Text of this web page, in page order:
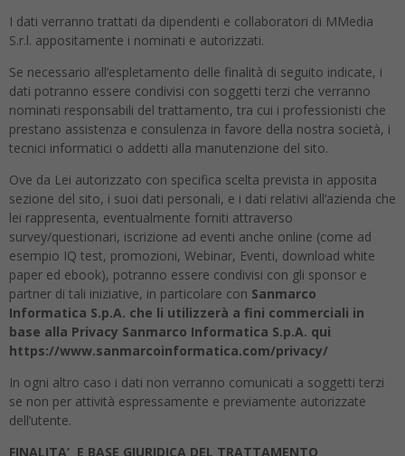
I dati verranno trattati da dipendenti e collaboratori di MMedia
S.r.l. appositamente i nominati e autorizzati.
Se necessario all’espletamento delle finalità di seguito indicate, i
dati potranno essere condivisi con soggetti terzi che verranno
nominati responsabili del trattamento, tra cui i professionisti che
prestano assistenza e consulenza in favore della nostra società, i
tecnici informatici o addetti alla manutenzione del sito.
Ove da Lei autorizzato con specifica scelta prevista in apposita
sezione del sito, i suoi dati personali, e i dati relativi all’azienda che
lei rappresenta, eventualmente forniti attraverso
survey/questionari, iscrizione ad eventi anche online (come ad
esempio IQ test, promozioni, Webinar, Eventi, download white
paper ed ebook), potranno essere condivisi con gli sponsor e
partner di tali iniziative, in particolare con Sanmarco
Informatica S.p.A. che li utilizzerà a fini commerciali in
base alla Privacy Sanmarco Informatica S.p.A. qui
https://www.sanmarcoinformatica.com/privacy/
In ogni altro caso i dati non verranno comunicati a soggetti terzi
se non per attività espressamente e previamente autorizzate
dell’utente.
FINALITA’ E BASE GIURIDICA DEL TRATTAMENTO